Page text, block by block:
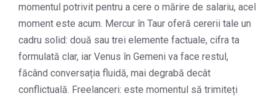
momentul potrivit pentru a cere o mărire de salariu, acel
moment este acum. Mercur în Taur oferă cererii tale un
cadru solid: două sau trei elemente factuale, cifra ta
formulată clar, iar Venus în Gemeni va face restul,
făcând conversația fluidă, mai degrabă decât
conflictuală. Freelanceri: este momentul să trimiteți